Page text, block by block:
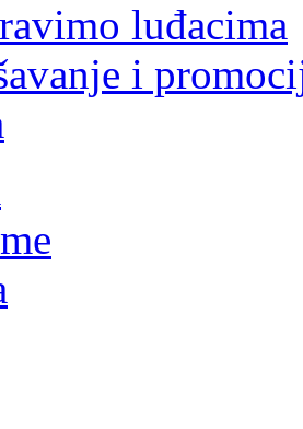
luđacima
i